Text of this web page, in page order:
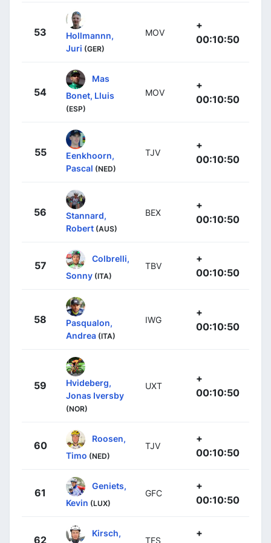
53
Hollmannn,
Juri (GER)
MOV
+
00:10:50
54
Mas
Bonet, Lluis
(ESP)
MOV
+
00:10:50
55
Eenkhoorn,
Pascal (NED)
TJV
+
00:10:50
56
Stannard,
Robert (AUS)
BEX
+
00:10:50
57
Colbrelli,
Sonny (ITA)
TBV
+
00:10:50
58
Pasqualon,
Andrea (ITA)
IWG
+
00:10:50
59
Hvideberg,
Jonas Iversby
(NOR)
UXT
+
00:10:50
60
Roosen,
Timo (NED)
TJV
+
00:10:50
61
Geniets,
Kevin (LUX)
GFC
+
00:10:50
62
Kirsch,
TFS
+